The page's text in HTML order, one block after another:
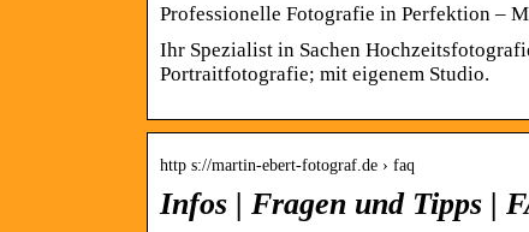
Professionelle Fotografie in Perfektion –
Ihr Spezialist in Sachen
Portraitfotografie; mit eigenem Studio.
http s://martin-ebert-fotograf.de › faq
Infos | Fragen und Tipps |